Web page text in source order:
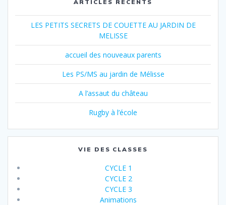
ARTICLES RÉCENTS
LES PETITS SECRETS DE COUETTE AU JARDIN DE
MELISSE
accueil des nouveaux parents
Les PS/MS au jardin de Mélisse
A l’assaut du château
Rugby à l’école
VIE DES CLASSES
CYCLE 1
CYCLE 2
CYCLE 3
Animations